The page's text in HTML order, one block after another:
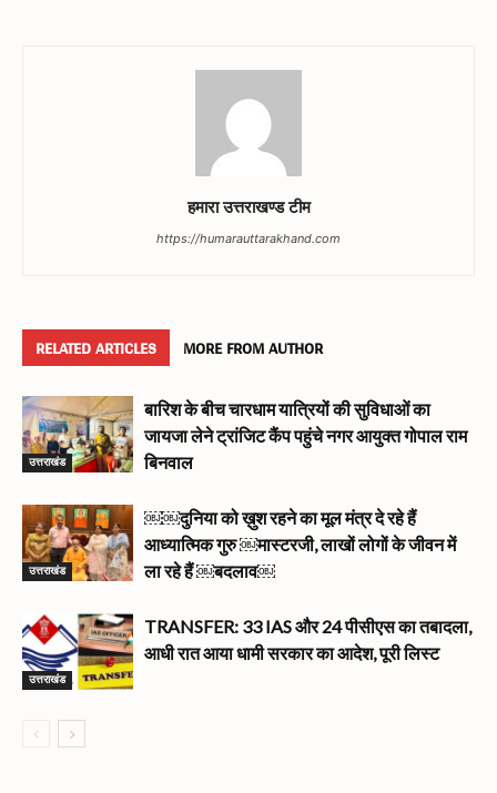
हमारा उत्तराखण्ड टीम
https://humarauttarakhand.com
RELATED ARTICLES MORE FROM AUTHOR
उत्तराखंड
बारिश के बीच चारधाम यात्रियों की सुविधाओं का
जायजा लेने ट्रांजिट कैंप पहुंचे नगर आयुक्त गोपाल राम
बिनवाल
उत्तराखंड
￼￼दुनिया को ख़ुश रहने का मूल मंत्र दे रहे हैं
आध्यात्मिक गुरु ￼मास्टरजी, लाखों लोगों के जीवन में
ला रहे हैं ￼बदलाव￼
उत्तराखंड
TRANSFER: 33 IAS और 24 पीसीएस का तबादला,
आधी रात आया धामी सरकार का आदेश, पूरी लिस्ट